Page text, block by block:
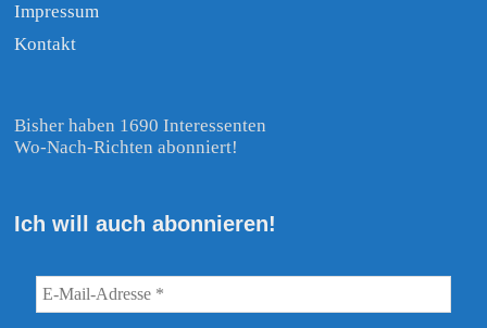
Impressum
Kontakt
Bisher haben 1690 Interessenten
Wo-Nach-Richten abonniert!
Ich will auch abonnieren!